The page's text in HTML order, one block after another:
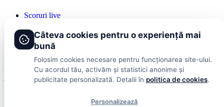
Scoruri live
Publicitate
Termeni și condiții
© 2026 DolceSport. Toate drepturile rezervate. Scoruri, clasamente
și analize din toate competițiile
Fotbal intern Fotbal extern Scoruri live
Câteva cookies pentru o experiență mai
bună
Folosim cookies necesare pentru funcționarea site-ului.
Cu acordul tău, activăm și statistici anonime și
publicitate personalizată. Detalii în politica de cookies.
Personalizează